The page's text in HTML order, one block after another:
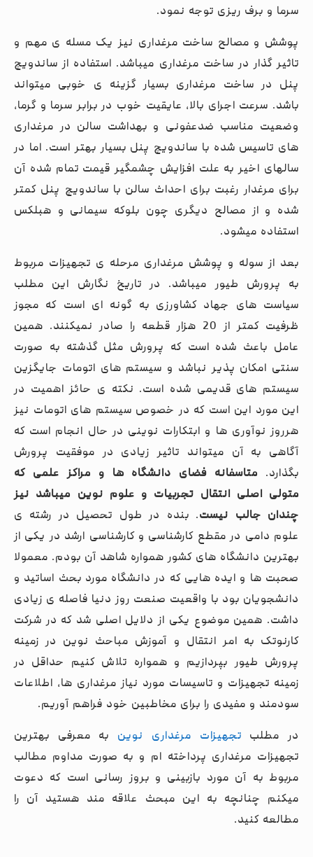
سرما و برف ریزی توجه نمود.
پوشش و مصالح ساخت مرغداری نیز یک مسله ی مهم و
تاثیر گذار در ساخت مرغداری میباشد. استفاده از ساندویچ
پنل در ساخت مرغداری بسیار گزینه ی خوبی میتواند
باشد. سرعت اجرای بالا، عایقیت خوب در برابر سرما و گرما،
وضعیت مناسب ضدعفونی و بهداشت سالن در مرغداری
های تاسیس شده با ساندویچ پنل بسیار بهتر است. اما در
سالهای اخیر به علت افزایش چشمگیر قیمت تمام شده آن
برای مرغدار رغبت برای احداث سالن با ساندویچ پنل کمتر
شده و از مصالح دیگری چون بلوکه سیمانی و هبلکس
استفاده میشود.
بعد از سوله و پوشش مرغداری مرحله ی تجهیزات مربوط
به پرورش طیور میباشد. در تاریخ نگارش این مطلب
سیاست های جهاد کشاورزی به گونه ای است که مجوز
ظرفیت کمتر از 20 هزار قطعه را صادر نمیکنند. همین
عامل باعث شده است که پرورش مثل گذشته به صورت
سنتی امکان پذیر نباشد و سیستم های اتومات جایگزین
سیستم های قدیمی شده است. نکته ی حائز اهمیت در
این مورد این است که در خصوص سیستم های اتومات نیز
هرروز نوآوری ها و ابتکارات نوینی در حال انجام است که
آگاهی به آن میتواند تاثیر زیادی در موفقیت پرورش
بگذارد. متاسفانه فضای دانشگاه ها و مراکز علمی که
متولی اصلی انتقال تجربیات و علوم نوین میباشد نیز
چندان جالب نیست. بنده در طول تحصیل در رشته ی
علوم دامی در مقطع کارشناسی و کارشناسی ارشد در یکی از
بهترین دانشگاه های کشور همواره شاهد آن بودم. معمولا
صحبت ها و ایده هایی که در دانشگاه مورد بحث اساتید و
دانشجویان بود با واقعیت صنعت روز دنیا فاصله ی زیادی
داشت. همین موضوع یکی از دلایل اصلی شد که در شرکت
کارنوتک به امر انتقال و آموزش مباحث نوین در زمینه
پرورش طیور بپردازیم و همواره تلاش کنیم حداقل در
زمینه تجهیزات و تاسیسات مورد نیاز مرغداری ها، اطلاعات
سودمند و مفیدی را برای مخاطبین خود فراهم آوریم.
در مطلب تجهیزات مرغداری نوین به معرفی بهترین
تجهیزات مرغداری پرداخته ام و به صورت مداوم مطالب
مربوط به آن مورد بازبینی و بروز رسانی است که دعوت
میکنم چنانچه به این مبحث علاقه مند هستید آن را
مطالعه کنید.